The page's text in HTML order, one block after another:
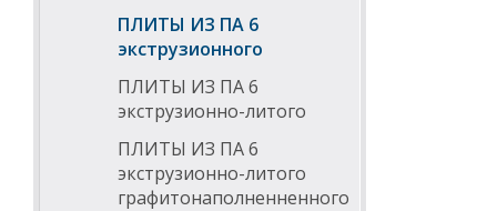
ПЛИТЫ ИЗ ПА 6
экструзионного
ПЛИТЫ ИЗ ПА 6
экструзионно-литого
ПЛИТЫ ИЗ ПА 6
экструзионно-литого
графитонаполненненного